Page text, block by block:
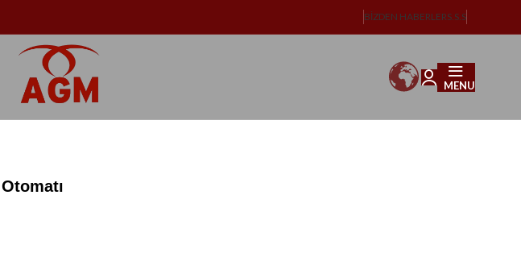
BIZDEN HABERLERS.S.S
MENU